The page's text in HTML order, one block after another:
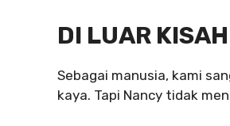
DI LUAR
Sebagai manusia, kami
kaya. Tapi Nancy tidak